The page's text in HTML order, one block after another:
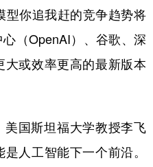
河北 山西
型你追我赶的竞争趋势将
（OpenAI）、谷歌、深
大或效率更高的最新版本
国斯坦福大学教授李飞
人工智能下一个前沿。